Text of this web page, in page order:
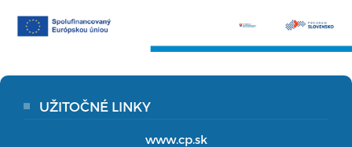
UŽITOČNÉ LINKY
www.cp.sk